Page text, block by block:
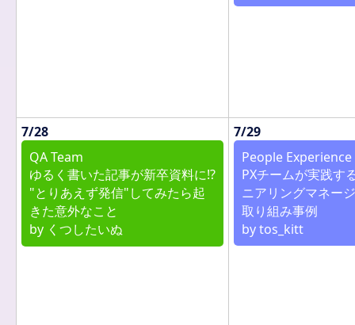
7/28
QA Team
ゆるく書いた記事が新卒資料に!?
"とりあえず発信"してみたら起
きた意外なこと
by くつしたいぬ
7/29
People Experience
PXチームが実践す
ニアリングマネー
取り組み事例
by tos_kitt